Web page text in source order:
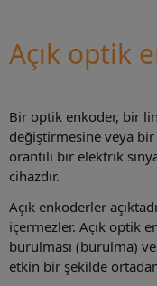
Açık optik
Bir optik enkoder, bir
değiştirmesine veya bir
orantılı bir elektrik
cihazdır.
Açık enkoderler
içermezler. Açık optik
burulması (burulma)
etkin bir şekilde ortadan